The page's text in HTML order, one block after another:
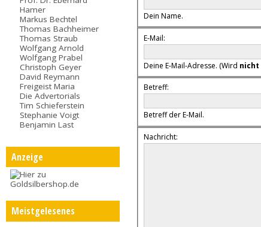
Hamer
Markus Bechtel
Thomas Bachheimer
Thomas Straub
Wolfgang Arnold
Wolfgang Prabel
Christoph Geyer
David Reymann
Freigeist Maria
Die Advertorials
Tim Schieferstein
Stephanie Voigt
Benjamin Last
Anzeige
Meistgelesenes
Dein Name.
E-Mail:
Deine E-Mail-Adresse. (Wird nicht
Betreff:
Betreff der E-Mail.
Nachricht: